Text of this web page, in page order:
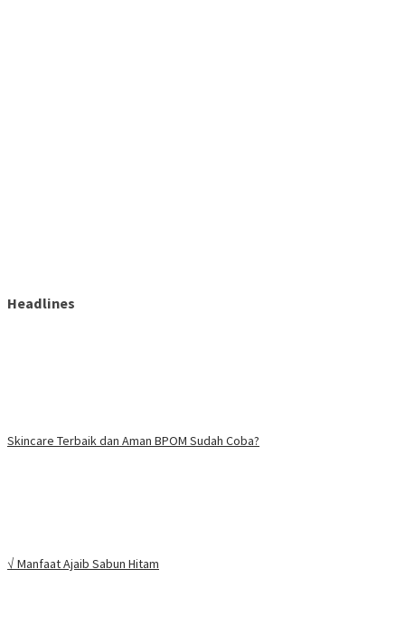
Headlines
Skincare Terbaik dan Aman BPOM Sudah Coba?
√ Manfaat Ajaib Sabun Hitam